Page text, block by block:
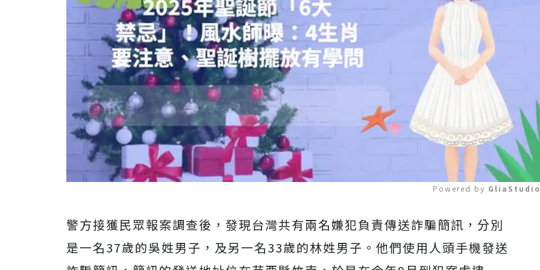
Mute
Powered by
警方接獲民眾報案調查後，發現台灣共有兩名嫌犯負責傳送詐騙簡訊，分別
是一名37歲的吳姓男子，及另一名33歲的林姓男子。他們使用人頭手機發送